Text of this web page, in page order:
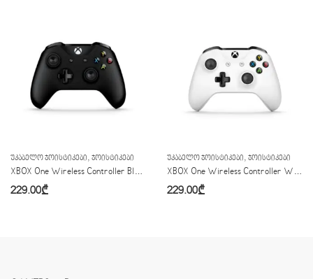
ᲣᲙᲐᲑᲔᲚᲝ ᲯᲝᲘᲡᲢᲘᲙᲔᲑᲘ, ᲯᲝᲘᲡᲢᲘᲙᲔᲑᲘ
XBOX One Wireless Controller Black
229.00₾
ᲣᲙᲐᲑᲔᲚᲝ ᲯᲝᲘᲡᲢᲘᲙᲔᲑᲘ, ᲯᲝᲘᲡᲢᲘᲙᲔᲑᲘ
XBOX One Wireless Controller White
229.00₾